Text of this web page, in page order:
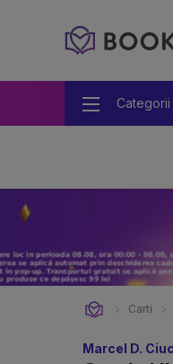
Carti
Marcel D.